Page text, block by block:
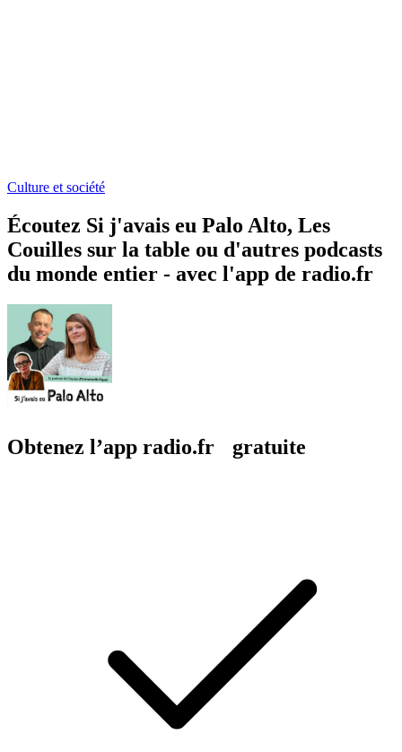
Culture et société
Écoutez Si j'avais eu Palo Alto, Les
Couilles sur la table ou d'autres podcasts
du monde entier - avec l'app de radio.fr
Obtenez l’app radio.fr gratuite